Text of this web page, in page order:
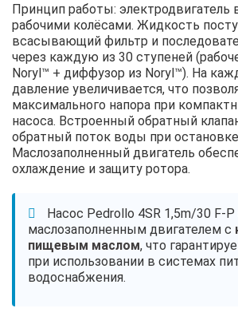
Принцип работы: электродвигатель
рабочими колёсами. Жидкость
всасывающий фильтр и
через каждую из 30 ступеней
Noryl™ + диффузор из Noryl™). На
давление увеличивается, что
максимального напора при
насоса. Встроенный обратный
обратный поток воды при
Маслозаполненный двигатель
охлаждение и защиту ротора.
Насос Pedrollo 4SR 1,5m/30 F-
маслозаполненным двигателем с
пищевым маслом, что
при использовании в системах
водоснабжения.